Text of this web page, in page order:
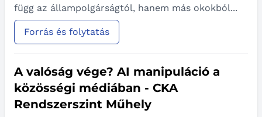
függ az állampolgárságtól, hanem más okokból...
Forrás és folytatás
A valóság vége? AI manipuláció a
közösségi médiában - CKA
Rendszerszint Műhely